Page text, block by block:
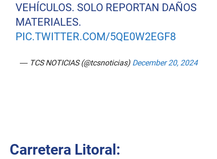
VEHÍCULOS. SOLO REPORTAN DAÑOS
MATERIALES.
PIC.TWITTER.COM/5QE0W2EGF8
— TCS NOTICIAS (@tcsnoticias) December 20, 2024
Carretera Litoral: